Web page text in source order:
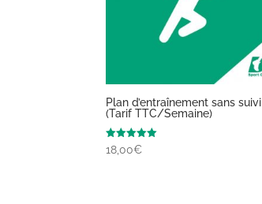
Plan d’entraînement sans suivi
(Tarif TTC/Semaine)
Note
5.00
18,00€